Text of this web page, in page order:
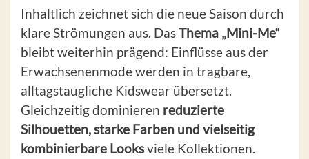
Inhaltlich zeichnet sich die neue Saison durch
klare Strömungen aus. DasThema „Mini-Me“
bleibt weiterhin prägend: Einflüsse aus der
Erwachsenenmode werden in tragbare,
alltagstaugliche Kidswear übersetzt.
Gleichzeitig dominieren reduzierte
Silhouetten, starke Farben und vielseitig
kombinierbare Looksviele Kollektionen.